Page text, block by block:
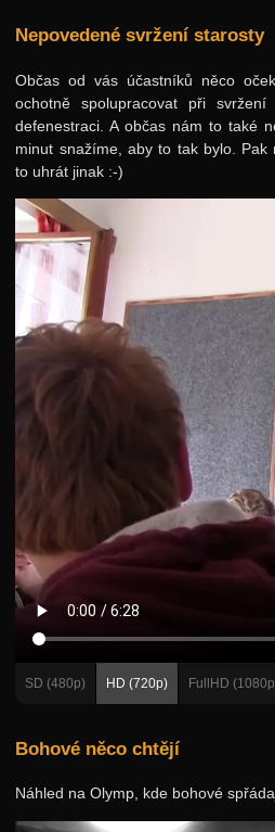
Nepovedené svržení starosty
Občas od vás účastníků něco
ochotně spolupracovat při
defenestraci. A občas nám to také
minut snažíme, aby to tak bylo.
to uhrát jinak :-)
SD (480p) HD (720p) FullHD
Bohové něco chtějí
Náhled na Olymp, kde bohové
Jarní 2022
Jarní 2021
Podzimní 2020
Jarní 2020
Podzimní 2019
Jarní 2019
Podzimní 2018
Jarní 2018
Podzimní 2017
Jarní 2017
Podzimní 2016
Adresář
Karolínka
Fotky
Pozdravy bohům